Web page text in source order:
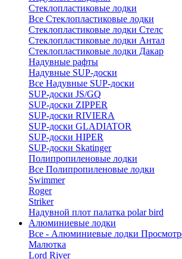
Стеклопластиковые лодки
Все Стеклопластиковые лодки
Стеклопластиковые лодки Стелс
Стеклопластиковые лодки Антал
Стеклопластиковые лодки Дакар
Надувные рафты
Надувные SUP-доски
Все Надувные SUP-доски
SUP-доски JS/GQ
SUP-доски ZIPPER
SUP-доски RIVIERA
SUP-доски GLADIATOR
SUP-доски HIPER
SUP-доски Skatinger
Полипропиленовые лодки
Все Полипропиленовые лодки
Swimmer
Roger
Striker
Надувной плот палатка polar bird
Алюминиевые лодки
Все - Алюминиевые лодки
Малютка
Lord River